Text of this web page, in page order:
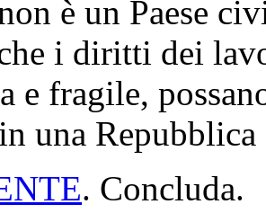
è un Paese
i diritti dei
e fragile,
una Repubblica
. Concluda.